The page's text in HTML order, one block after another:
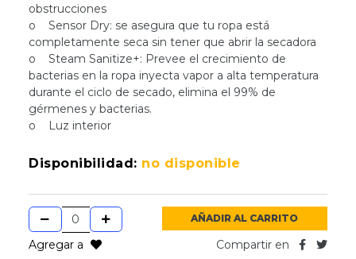
obstrucciones
o Sensor Dry: se asegura que tu ropa está
completamente seca sin tener que abrir la secadora
o Steam Sanitize+: Prevee el crecimiento de
bacterias en la ropa inyecta vapor a alta temperatura
durante el ciclo de secado, elimina el 99% de
gérmenes y bacterias.
o Luz interior
Disponibilidad: no disponible
AÑADIR AL CARRITO
Agregar a Compartir en